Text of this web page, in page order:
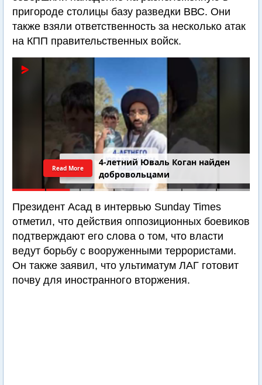
пригороде столицы базу разведки ВВС. Они
также взяли ответственность за несколько атак
на КПП правительственных войск.
4-летний Юваль Коган найден
добровольцами
Read More
Президент Асад в интервью Sunday Times
отметил, что действия оппозиционных боевиков
подтверждают его слова о том, что власти
ведут борьбу с вооруженными террористами.
Он также заявил, что ультиматум ЛАГ готовит
почву для иностранного вторжения.